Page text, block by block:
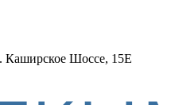
Каширское Шоссе, 15Е